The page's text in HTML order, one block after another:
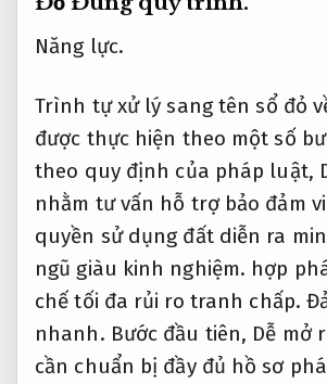
Năng lực.
Trình tự xử lý sang tên sổ đỏ
được thực hiện theo một số
theo quy định của pháp luật,
nhằm tư vấn hỗ trợ bảo đảm
quyền sử dụng đất diễn ra
ngũ giàu kinh nghiệm. hợp
chế tối đa rủi ro tranh chấp.
nhanh. Bước đầu tiên, Dễ mở
cần chuẩn bị đầy đủ hồ sơ